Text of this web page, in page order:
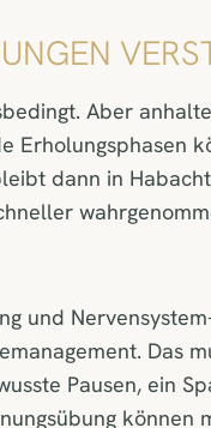
Aber
Erholungsphasen
dann in
und
Das
Pausen, ein
können